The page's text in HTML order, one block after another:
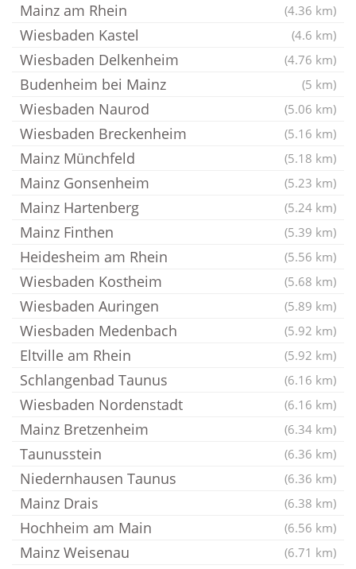
Mainz am Rhein (4.36 km)
Wiesbaden Kastel (4.6 km)
Wiesbaden Delkenheim (4.76 km)
Budenheim bei Mainz (5 km)
Wiesbaden Naurod (5.06 km)
Wiesbaden Breckenheim (5.16 km)
Mainz Münchfeld (5.18 km)
Mainz Gonsenheim (5.23 km)
Mainz Hartenberg (5.24 km)
Mainz Finthen (5.39 km)
Heidesheim am Rhein (5.56 km)
Wiesbaden Kostheim (5.68 km)
Wiesbaden Auringen (5.89 km)
Wiesbaden Medenbach (5.92 km)
Eltville am Rhein (5.92 km)
Schlangenbad Taunus (6.16 km)
Wiesbaden Nordenstadt (6.16 km)
Mainz Bretzenheim (6.34 km)
Taunusstein (6.36 km)
Niedernhausen Taunus (6.36 km)
Mainz Drais (6.38 km)
Hochheim am Main (6.56 km)
Mainz Weisenau (6.71 km)